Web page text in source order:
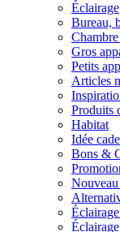
Éclairage
Bureau,
Gros
Petits
Articles
Produits
Habitat
Idée
Bons &
Nouveau